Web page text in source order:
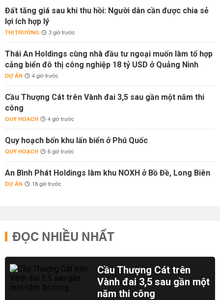
Đất tăng giá sau khi thu hồi: Người dân cần được chia sẻ
lợi ích hợp lý
THỊ TRƯỜNG 3 giờ trước
Thái An Holdings cùng nhà đầu tư ngoại muốn làm tổ hợp
cảng biển đô thị công nghiệp 18 tỷ USD ở Quảng Ninh
DỰ ÁN 4 giờ trước
Cầu Thượng Cát trên Vành đai 3,5 sau gần một năm thi
công
QUY HOẠCH 4 giờ trước
Quy hoạch bốn khu lấn biển ở Phú Quốc
QUY HOẠCH 6 giờ trước
An Bình Phát Holdings làm khu NOXH ở Bồ Đề, Long Biên
DỰ ÁN 18 giờ trước
ĐỌC NHIỀU NHẤT
Cầu Thượng Cát trên
Vành đai 3,5 sau gần một
năm thi công